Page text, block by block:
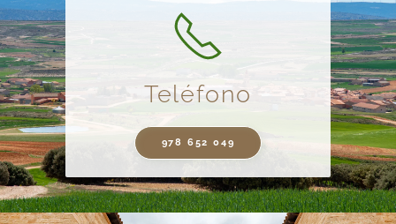
Teléfono
978 652 049